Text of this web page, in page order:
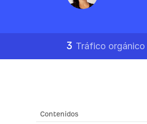
3 Tráfico orgánico
Contenidos